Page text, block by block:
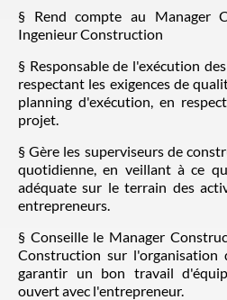
§ Rend compte au Manager
Ingenieur Construction
§ Responsable de l'exécution
respectant les exigences de
planning d'exécution, en
projet.
§ Gère les superviseurs de
quotidienne, en veillant à ce
adéquate sur le terrain des
entrepreneurs.
§ Conseille le Manager
Construction sur l'organisation
garantir un bon travail
ouvert avec l'entrepreneur.